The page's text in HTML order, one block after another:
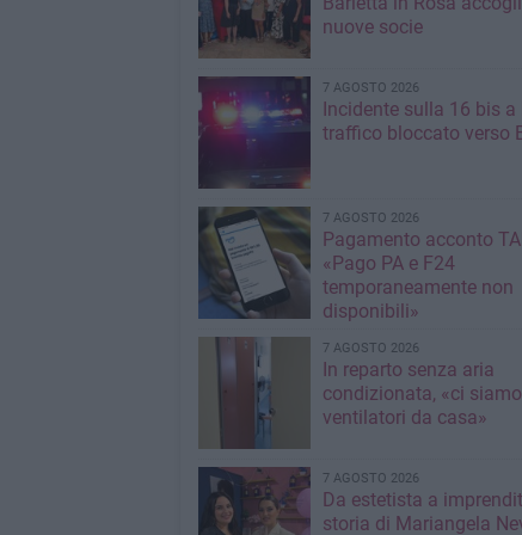
nuove socie
7 AGOSTO 2026
Incidente sulla 16 bis a
traffico bloccato verso
7 AGOSTO 2026
Pagamento acconto
«Pago PA e F24
temporaneamente non
disponibili»
7 AGOSTO 2026
In reparto senza aria
condizionata, «ci
ventilatori da casa»
7 AGOSTO 2026
Da estetista a
storia di Mariangela